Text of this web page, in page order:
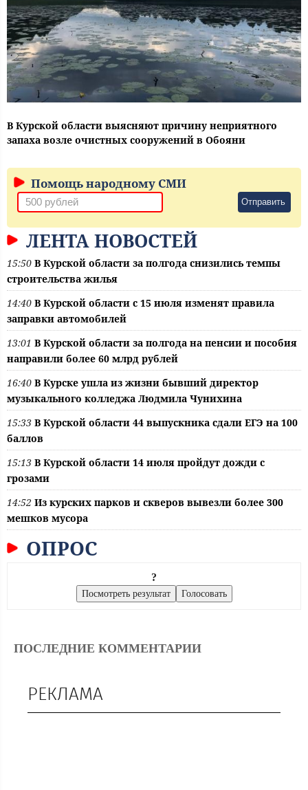
В Курской области выясняют причину неприятного
запаха возле очистных сооружений в Обояни
Помощь народному СМИ
Отправить
ЛЕНТА НОВОСТЕЙ
15:50 В Курской области за полгода снизились темпы
строительства жилья
14:40 В Курской области с 15 июля изменят правила
заправки автомобилей
13:01 В Курской области за полгода на пенсии и пособия
направили более 60 млрд рублей
16:40 В Курске ушла из жизни бывший директор
музыкального колледжа Людмила Чунихина
15:33 В Курской области 44 выпускника сдали ЕГЭ на 100
баллов
15:13 В Курской области 14 июля пройдут дожди с
грозами
14:52 Из курских парков и скверов вывезли более 300
мешков мусора
ОПРОС
?
ПОСЛЕДНИЕ КОММЕНТАРИИ
РЕКЛАМА